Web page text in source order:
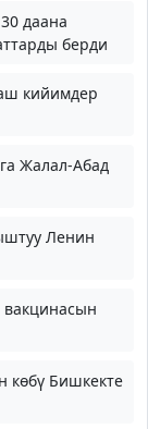
даана
берди
кийимдер
Жалал-Абад
Ленин
көбү Бишкекте